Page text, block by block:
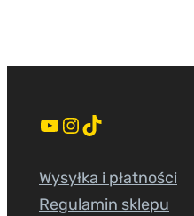
YouTube InstagramTikTok
Wysyłka i płatności
Regulamin sklepu